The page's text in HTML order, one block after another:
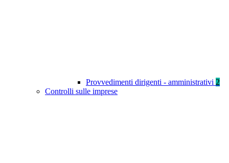
Provvedimenti dirigenti - amministrativi 2
Controlli sulle imprese